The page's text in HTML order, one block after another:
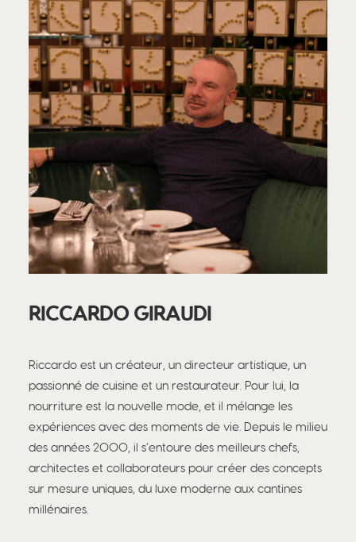
RICCARDO GIRAUDI
Riccardo est un créateur, un directeur artistique, un
passionné de cuisine et un restaurateur. Pour lui, la
nourriture est la nouvelle mode, et il mélange les
expériences avec des moments de vie. Depuis le milieu
des années 2000, il s’entoure des meilleurs chefs,
architectes et collaborateurs pour créer des concepts
sur mesure uniques, du luxe moderne aux cantines
millénaires.